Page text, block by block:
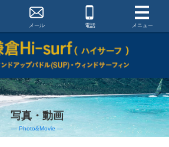
メール 電話 メニュー
写真・動画
― Photo&Movie ―